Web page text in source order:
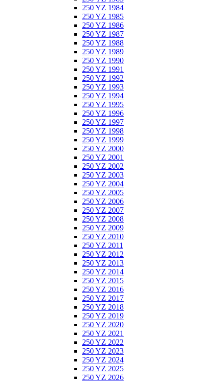
250 YZ 1984
250 YZ 1985
250 YZ 1986
250 YZ 1987
250 YZ 1988
250 YZ 1989
250 YZ 1990
250 YZ 1991
250 YZ 1992
250 YZ 1993
250 YZ 1994
250 YZ 1995
250 YZ 1996
250 YZ 1997
250 YZ 1998
250 YZ 1999
250 YZ 2000
250 YZ 2001
250 YZ 2002
250 YZ 2003
250 YZ 2004
250 YZ 2005
250 YZ 2006
250 YZ 2007
250 YZ 2008
250 YZ 2009
250 YZ 2010
250 YZ 2011
250 YZ 2012
250 YZ 2013
250 YZ 2014
250 YZ 2015
250 YZ 2016
250 YZ 2017
250 YZ 2018
250 YZ 2019
250 YZ 2020
250 YZ 2021
250 YZ 2022
250 YZ 2023
250 YZ 2024
250 YZ 2025
250 YZ 2026